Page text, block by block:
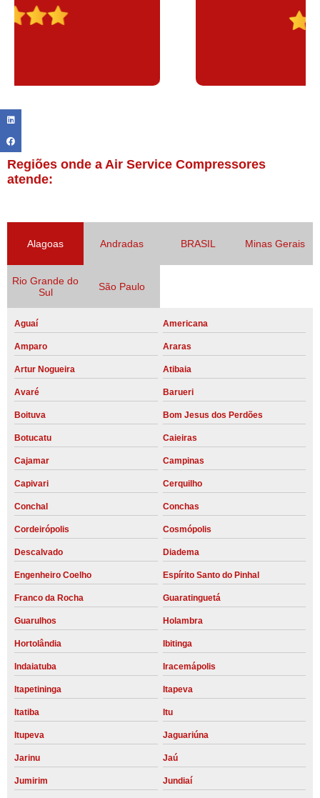
Regiões onde a Air Service Compressores
atende:
Alagoas Andradas BRASIL Minas Gerais
Rio Grande do
Sul
São Paulo
Aguaí Americana
Amparo Araras
Artur Nogueira Atibaia
Avaré Barueri
Boituva Bom Jesus dos Perdões
Botucatu Caieiras
Cajamar Campinas
Capivari Cerquilho
Conchal Conchas
Cordeirópolis Cosmópolis
Descalvado Diadema
Engenheiro Coelho Espírito Santo do Pinhal
Franco da Rocha Guaratinguetá
Guarulhos Holambra
Hortolândia Ibitinga
Indaiatuba Iracemápolis
Itapetininga Itapeva
Itatiba Itu
Itupeva Jaguariúna
Jarinu Jaú
Jumirim Jundiaí